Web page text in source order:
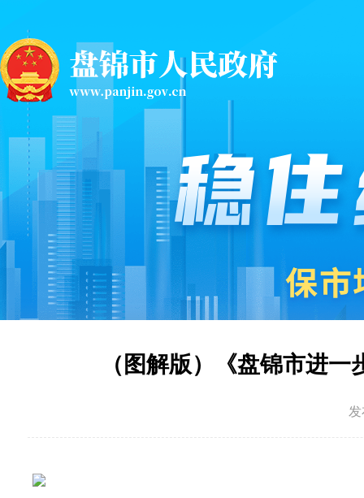
（图解版）《盘锦市进